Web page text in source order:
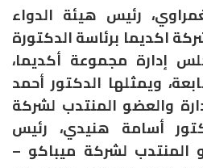
رئيس هيئة الدواء
اكديما برئاسة الدكتورة
إدارة مجموعة أكديما،
ويمثلها الدكتور أحمد
والعضو المنتدب لشركة
أسامة هنيدي، رئيس
المنتدب لشركة ميباكو –